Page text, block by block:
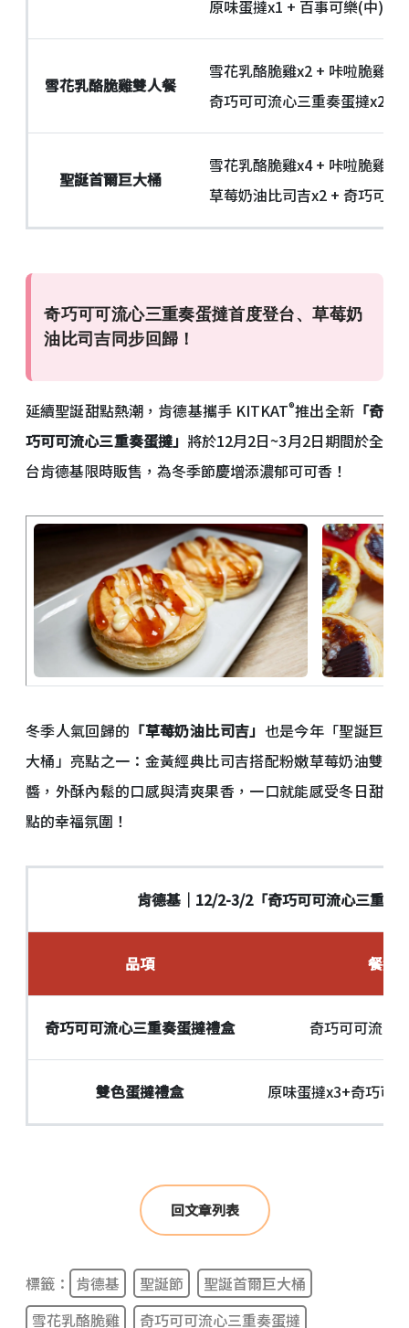
原味蛋撻x1 + 百事可樂(中)x1
雪花乳酪脆雞雙人餐
雪花乳酪脆雞x2 + 咔啦脆雞
奇巧可可流心三重奏蛋撻x2 +
聖誕首爾巨大桶
雪花乳酪脆雞x4 + 咔啦脆雞
草莓奶油比司吉x2 + 奇巧可
奇巧可可流心三重奏蛋撻首度登台、草莓奶
油比司吉同步回歸！
延續聖誕甜點熱潮，肯德基攜手 KITKAT®推出全新「奇
巧可可流心三重奏蛋撻」 將於12月2日~3月2日期間於全
台肯德基限時販售，為冬季節慶增添濃郁可可香！
冬季人氣回歸的 「草莓奶油比司吉」 也是今年「聖誕巨
大桶」亮點之一：金黃經典比司吉搭配粉嫩草莓奶油雙
醬，外酥內鬆的口感與清爽果香，一口就能感受冬日甜
點的幸福氛圍！
肯德基｜ 12/2-3/2「奇巧可可流心三重奏
品項 餐組
奇巧可可流心三重奏蛋撻禮盒 奇巧可可流心
雙色蛋撻禮盒 原味蛋撻x3+奇巧可
回文章列表
標籤： 肯德基 聖誕節
聖誕首爾巨大桶
雪花乳酪脆雞
奇巧可可流心三重奏蛋撻